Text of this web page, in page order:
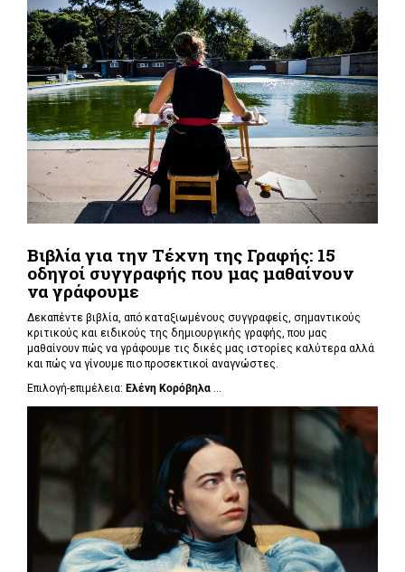
Βιβλία για την Τέχνη της Γραφής: 15
οδηγοί συγγραφής που μας μαθαίνουν
να γράφουμε
Δεκαπέντε βιβλία, από καταξιωμένους συγγραφείς, σημαντικούς
κριτικούς και ειδικούς της δημιουργικής γραφής, που μας
μαθαίνουν πώς να γράφουμε τις δικές μας ιστορίες καλύτερα αλλά
και πώς να γίνουμε πιο προσεκτικοί αναγνώστες.
Επιλογή-επιμέλεια: Ελένη Κορόβηλα ...